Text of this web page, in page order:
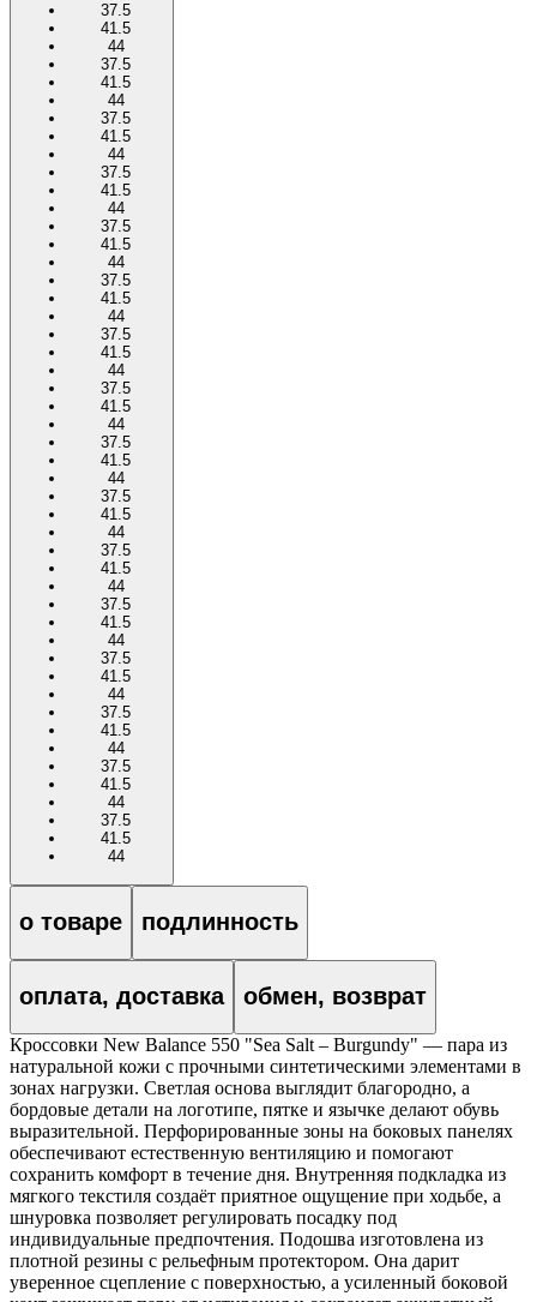
37.5
41.5
44
37.5
41.5
44
37.5
41.5
44
37.5
41.5
44
37.5
41.5
44
37.5
41.5
44
37.5
41.5
44
37.5
41.5
44
37.5
41.5
44
37.5
41.5
44
37.5
41.5
44
37.5
41.5
44
37.5
41.5
44
37.5
41.5
44
37.5
41.5
44
37.5
41.5
44
о товаре подлинность
оплата, доставка обмен, возврат
Кроссовки New Balance 550 "Sea Salt – Burgundy" — пара из
натуральной кожи с прочными синтетическими элементами в
зонах нагрузки. Светлая основа выглядит благородно, а
бордовые детали на логотипе, пятке и язычке делают обувь
выразительной. Перфорированные зоны на боковых панелях
обеспечивают естественную вентиляцию и помогают
сохранить комфорт в течение дня. Внутренняя подкладка из
мягкого текстиля создаёт приятное ощущение при ходьбе, а
шнуровка позволяет регулировать посадку под
индивидуальные предпочтения. Подошва изготовлена из
плотной резины с рельефным протектором. Она дарит
уверенное сцепление с поверхностью, а усиленный боковой